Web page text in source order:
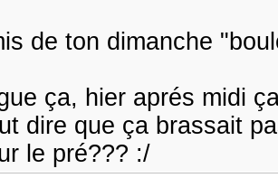
de ton dimanche
ça, hier aprés midi
dire que ça brassait
le pré??? :/